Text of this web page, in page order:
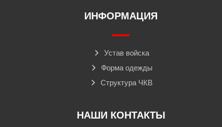
ИНФОРМАЦИЯ
Устав войска
Форма одежды
Структура ЧКВ
НАШИ КОНТАКТЫ